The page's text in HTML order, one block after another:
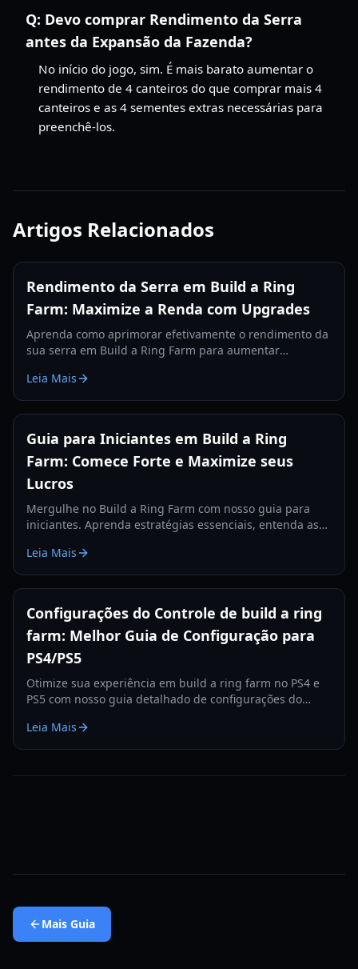
Q: Devo comprar Rendimento da Serra
antes da Expansão da Fazenda?
No início do jogo, sim. É mais barato aumentar o
rendimento de 4 canteiros do que comprar mais 4
canteiros e as 4 sementes extras necessárias para
preenchê-los.
Artigos Relacionados
Rendimento da Serra em Build a Ring
Farm: Maximize a Renda com Upgrades
Aprenda como aprimorar efetivamente o rendimento da
sua serra em Build a Ring Farm para aumentar
renda geral.
Leia Mais
Guia para Iniciantes em Build a Ring
Farm: Comece Forte e Maximize seus
Lucros
Mergulhe no Build a Ring Farm com nosso guia para
iniciantes. Aprenda estratégias essenciais, entenda as
obter a renda máxima em 2026.
Leia Mais
Configurações do Controle de build a ring
farm: Melhor Guia de Configuração para
PS4/PS5
Otimize sua experiência em build a ring farm no PS4 e
PS5 com nosso guia detalhado de configurações do
Leia Mais
Mais Guia